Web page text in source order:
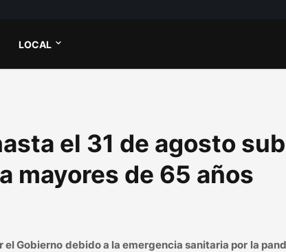
LOCAL
el 31 de agosto
mayores de 65 años
Gobierno debido a la emergencia sanitaria por la